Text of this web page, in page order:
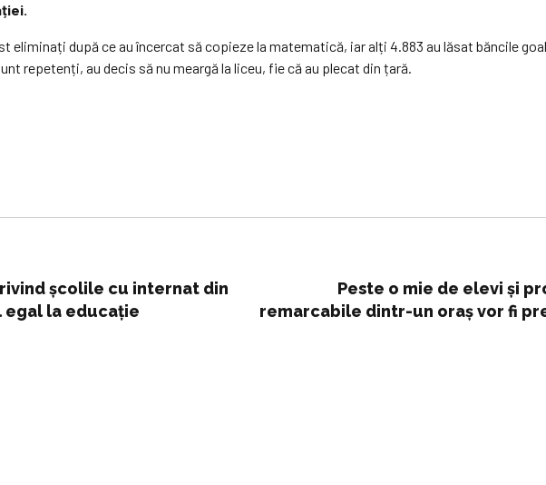
după ce au încercat să copieze la matematică, iar alți 4.883 au lăsat băncile
repetenți, au decis să nu meargă la liceu, fie că au plecat din țară.
școlile cu internat din
egal la educație
Peste o mie de elevi și
remarcabile dintr-un oraș vor fi